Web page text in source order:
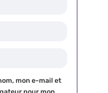
mon e-mail et